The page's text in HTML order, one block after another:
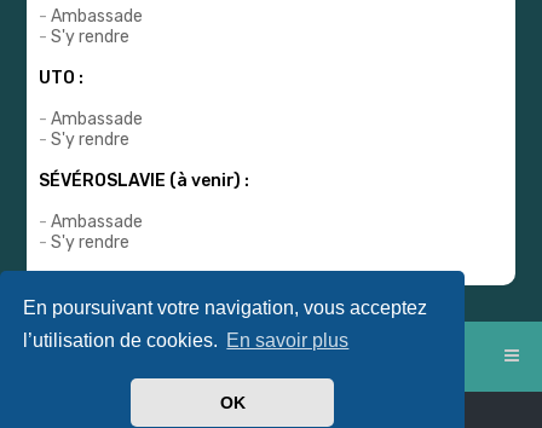
En poursuivant votre navigation, vous acceptez
l’utilisation de cookies. En savoir plus
OK
-Ambassade
-S'y rendre
UTO :
-Ambassade
-S'y rendre
SÉVÉROSLAVIE (à venir) :
-Ambassade
-S'y rendre
phpBB